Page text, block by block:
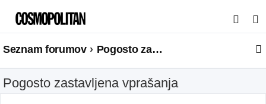
s
a
Seznam forumov Pogosto zastavljena vprašanja
Pogosto zastavljena vprašanja